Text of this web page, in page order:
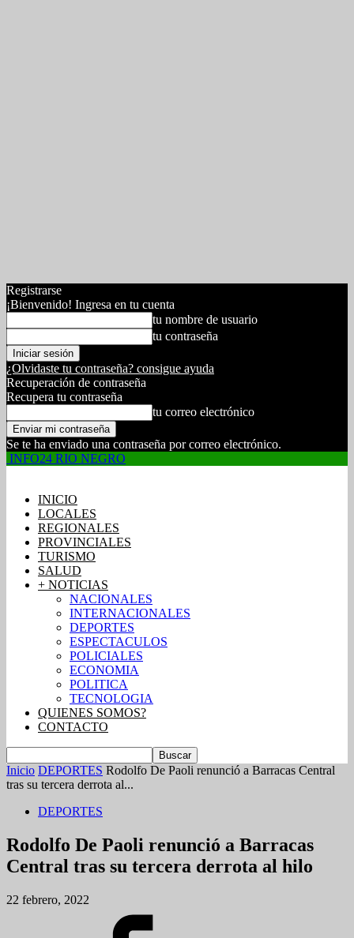
Registrarse
¡Bienvenido! Ingresa en tu cuenta
tu nombre de usuario
tu contraseña
¿Olvidaste tu contraseña? consigue ayuda
Recuperación de contraseña
Recupera tu contraseña
tu correo electrónico
Se te ha enviado una contraseña por correo electrónico.
INFO24 RIO NEGRO
INICIO
LOCALES
REGIONALES
PROVINCIALES
TURISMO
SALUD
+ NOTICIAS
NACIONALES
INTERNACIONALES
DEPORTES
ESPECTACULOS
POLICIALES
ECONOMIA
POLITICA
TECNOLOGIA
QUIENES SOMOS?
CONTACTO
Inicio DEPORTES Rodolfo De Paoli renunció a Barracas Central
tras su tercera derrota al...
DEPORTES
Rodolfo De Paoli renunció a Barracas
Central tras su tercera derrota al hilo
22 febrero, 2022